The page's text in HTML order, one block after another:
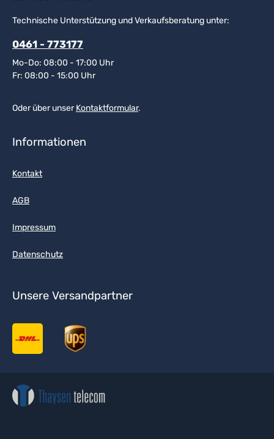
Technische Unterstützung und Verkaufsberatung unter:
0461 - 773177
Mo-Do: 08:00 - 17:00 Uhr
Fr: 08:00 - 15:00 Uhr
Oder über unserKontaktformular.
Informationen
Kontakt
AGB
Impressum
Datenschutz
Unsere Versandpartner